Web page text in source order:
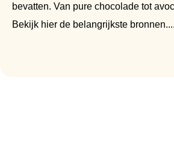
bevatten. Van pure chocolade tot
Bekijk hier de belangrijkste bronnen....